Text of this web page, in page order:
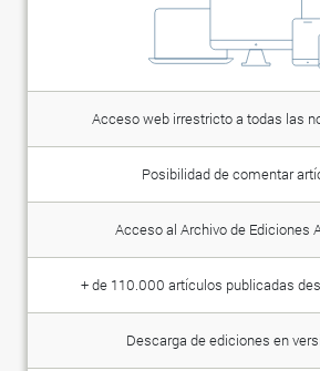
Acceso web irrestricto a todas las
Posibilidad de comentar
Acceso al Archivo de Ediciones
+ de 110.000 artículos publicadas
Descarga de ediciones en